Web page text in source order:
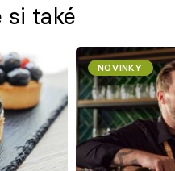
si také
NOVINKY